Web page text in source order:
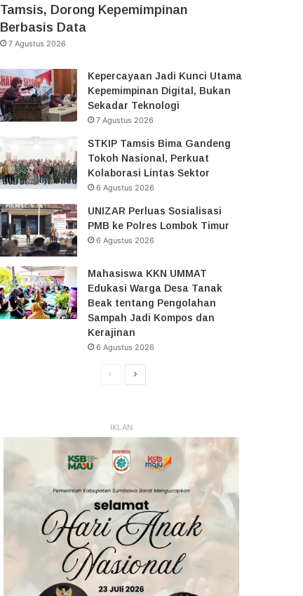
Tamsis, Dorong Kepemimpinan
Berbasis Data
7 Agustus 2026
Kepercayaan Jadi Kunci Utama
Kepemimpinan Digital, Bukan
Sekadar Teknologi
7 Agustus 2026
STKIP Tamsis Bima Gandeng
Tokoh Nasional, Perkuat
Kolaborasi Lintas Sektor
6 Agustus 2026
UNIZAR Perluas Sosialisasi
PMB ke Polres Lombok Timur
6 Agustus 2026
Mahasiswa KKN UMMAT
Edukasi Warga Desa Tanak
Beak tentang Pengolahan
Sampah Jadi Kompos dan
Kerajinan
6 Agustus 2026
HalamanHalaman
IKLAN